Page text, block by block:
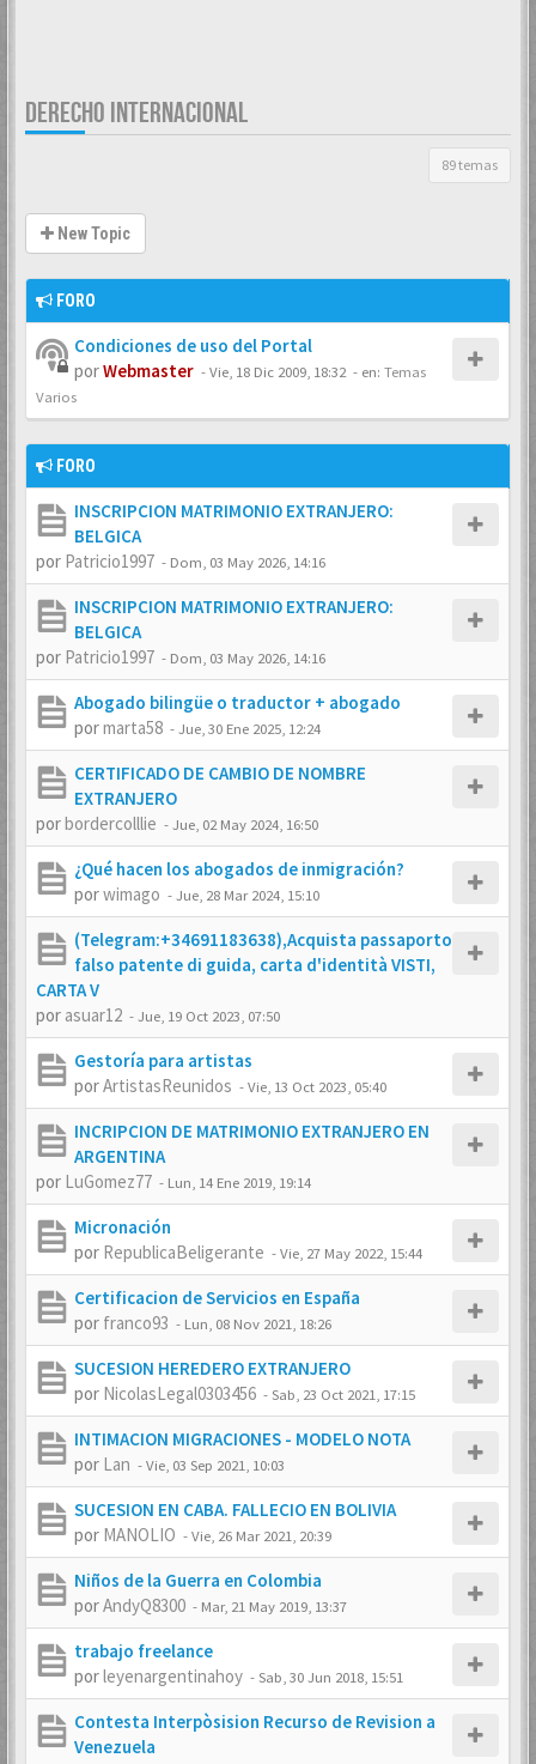
DERECHO INTERNACIONAL
89 temas
New Topic
FORO
Condiciones de uso del Portal
porWebmaster -Vie, 18 Dic 2009, 18:32 - en: Temas
Varios
FORO
INSCRIPCION MATRIMONIO EXTRANJERO:
BELGICA
por Patricio1997 - Dom, 03 May 2026, 14:16
INSCRIPCION MATRIMONIO EXTRANJERO:
BELGICA
por Patricio1997 - Dom, 03 May 2026, 14:16
Abogado bilingüe o traductor + abogado
pormarta58 -Jue, 30 Ene 2025, 12:24
CERTIFICADO DE CAMBIO DE NOMBRE
EXTRANJERO
porbordercolllie -Jue, 02 May 2024, 16:50
¿Qué hacen los abogados de inmigración?
porwimago -Jue, 28 Mar 2024, 15:10
(Telegram:+34691183638),Acquista passaporto
falso patente di guida, carta d'identità VISTI,
CARTA V
por asuar12 -Jue, 19 Oct 2023, 07:50
Gestoría para artistas
porArtistasReunidos -Vie, 13 Oct 2023, 05:40
INCRIPCION DE MATRIMONIO EXTRANJERO EN
ARGENTINA
por LuGomez77 - Lun, 14 Ene 2019, 19:14
Micronación
por RepublicaBeligerante -Vie, 27 May 2022, 15:44
Certificacion de Servicios en España
por franco93 - Lun, 08 Nov 2021, 18:26
SUCESION HEREDERO EXTRANJERO
por NicolasLegal0303456 -Sab, 23 Oct 2021, 17:15
INTIMACION MIGRACIONES - MODELO NOTA
por Lan -Vie, 03 Sep 2021, 10:03
SUCESION EN CABA. FALLECIO EN BOLIVIA
por MANOLIO -Vie, 26 Mar 2021, 20:39
Niños de la Guerra en Colombia
porAndyQ8300 - Mar, 21 May 2019, 13:37
trabajo freelance
porleyenargentinahoy -Sab, 30 Jun 2018, 15:51
Contesta Interpòsision Recurso de Revision a
Venezuela